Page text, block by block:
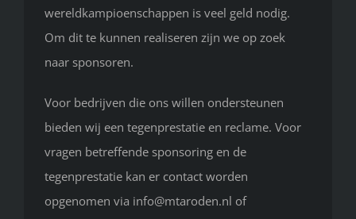
wereldkampioenschappen is veel geld nodig.
Om dit te kunnen realiseren zijn we op zoek
naar sponsoren.
Voor bedrijven die ons willen ondersteunen
bieden wij een tegenprestatie en reclame. Voor
vragen betreffende sponsoring en de
tegenprestatie kan er contact worden
opgenomen via info@mtaroden.nl of